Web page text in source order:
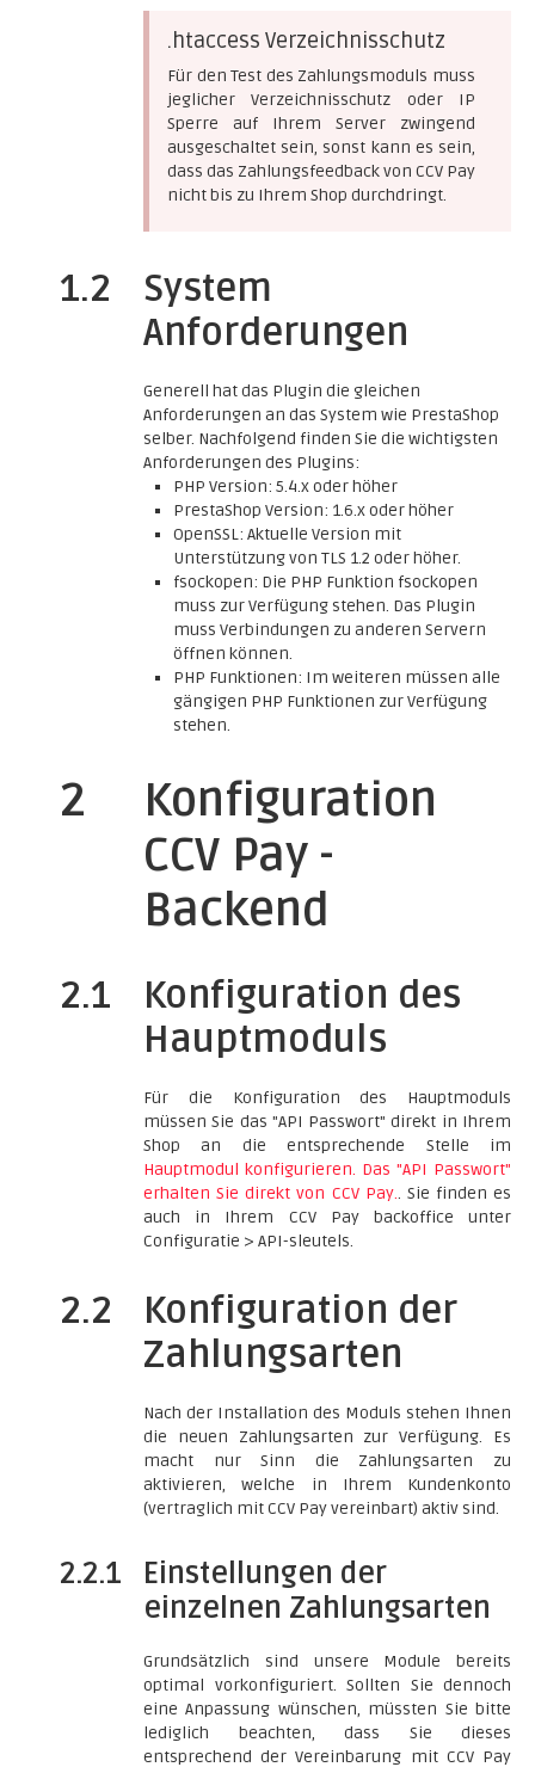
.htaccess Verzeichnisschutz
Für den Test des Zahlungsmoduls muss
jeglicher Verzeichnisschutz oder IP
Sperre auf Ihrem Server zwingend
ausgeschaltet sein, sonst kann es sein,
dass das Zahlungsfeedback von CCV Pay
nicht bis zu Ihrem Shop durchdringt.
1.2
System
Anforderungen
Generell hat das Plugin die gleichen
Anforderungen an das System wie PrestaShop
selber. Nachfolgend finden Sie die wichtigsten
Anforderungen des Plugins:
PHP Version: 5.4.x oder höher
PrestaShop Version: 1.6.x oder höher
OpenSSL: Aktuelle Version mit
Unterstützung von TLS 1.2 oder höher.
fsockopen: Die PHP Funktion fsockopen
muss zur Verfügung stehen. Das Plugin
muss Verbindungen zu anderen Servern
öffnen können.
PHP Funktionen: Im weiteren müssen alle
gängigen PHP Funktionen zur Verfügung
stehen.
2
Konfiguration
CCV Pay -
Backend
2.1
Konfiguration des
Hauptmoduls
Für die Konfiguration des Hauptmoduls
müssen Sie das "API Passwort" direkt in Ihrem
Shop an die entsprechende Stelle im
Hauptmodul konfigurieren. Das "API Passwort"
erhalten Sie direkt von CCV Pay.. Sie finden es
auch in Ihrem CCV Pay backoffice unter
Configuratie > API-sleutels.
2.2
Konfiguration der
Zahlungsarten
Nach der Installation des Moduls stehen Ihnen
die neuen Zahlungsarten zur Verfügung. Es
macht nur Sinn die Zahlungsarten zu
aktivieren, welche in Ihrem Kundenkonto
(vertraglich mit CCV Pay vereinbart) aktiv sind.
2.2.1
Einstellungen der
einzelnen Zahlungsarten
Grundsätzlich sind unsere Module bereits
optimal vorkonfiguriert. Sollten Sie dennoch
eine Anpassung wünschen, müssten Sie bitte
lediglich beachten, dass Sie dieses
entsprechend der Vereinbarung mit CCV Pay